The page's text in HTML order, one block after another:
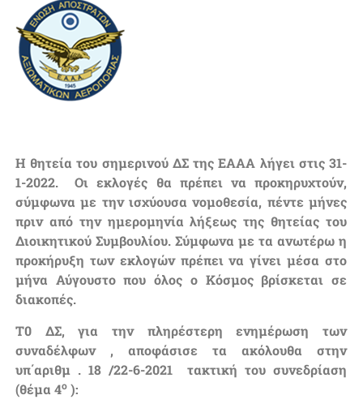
Η θητεία του σημερινού ΔΣ της ΕΑΑΑ λήγει στις 31-
1-2022. Οι εκλογές θα πρέπει να προκηρυχτούν,
σύμφωνα με την ισχύουσα νομοθεσία, πέντε μήνες
πριν από την ημερομηνία λήξεως της θητείας του
Διοικητικού Συμβουλίου. Σύμφωνα με τα ανωτέρω η
προκήρυξη των εκλογών πρέπει να γίνει μέσα στο
μήνα Αύγουστο που όλος ο Κόσμος βρίσκεται σε
διακοπές.
Τ0 ΔΣ, για την πληρέστερη ενημέρωση των
συναδέλφων , αποφάσισε τα ακόλουθα στην
υπ΄αριθμ . 18 /22-6-2021 τακτική του συνεδρίαση
(θέμα 4ο ):